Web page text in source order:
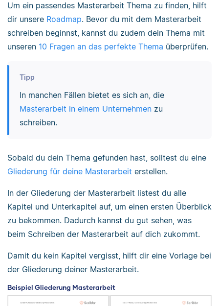
Um ein passendes Masterarbeit Thema zu finden, hilft
dir unsere Roadmap. Bevor du mit dem Masterarbeit
schreiben beginnst, kannst du zudem dein Thema mit
unseren 10 Fragen an das perfekte Thema überprüfen.
Tipp
In manchen Fällen bietet es sich an, die
Masterarbeit in einem Unternehmenzu
schreiben.
Sobald du dein Thema gefunden hast, solltest du eine
Gliederung für deine Masterarbeit erstellen.
In der Gliederung der Masterarbeit listest du alle
Kapitel und Unterkapitel auf, um einen ersten Überblick
zu bekommen. Dadurch kannst du gut sehen, was
beim Schreiben der Masterarbeit auf dich zukommt.
Damit du kein Kapitel vergisst, hilft dir eine Vorlage bei
der Gliederung deiner Masterarbeit.
Beispiel Gliederung Masterarbeit